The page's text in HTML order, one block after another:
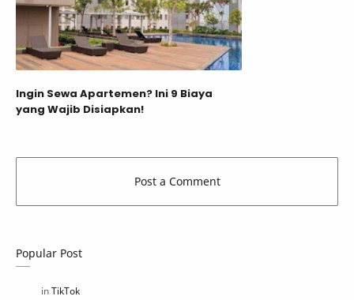
Ingin Sewa Apartemen? Ini 9 Biaya
yang Wajib Disiapkan!
Popular Post